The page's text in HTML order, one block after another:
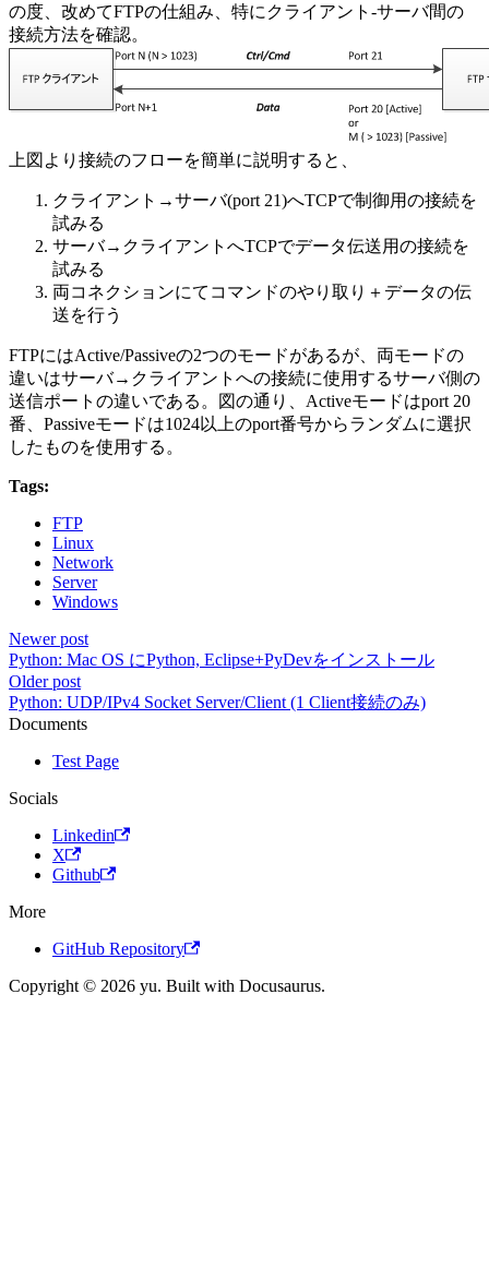
の度、改めてFTPの仕組み、特にクライアント-サーバ間の
接続方法を確認。
上図より接続のフローを簡単に説明すると、
クライアント→サーバ(port 21)へTCPで制御用の接続を
試みる
サーバ→クライアントへTCPでデータ伝送用の接続を
試みる
両コネクションにてコマンドのやり取り＋データの伝
送を行う
FTPにはActive/Passiveの2つのモードがあるが、両モードの
違いはサーバ→クライアントへの接続に使用するサーバ側の
送信ポートの違いである。図の通り、Activeモードはport 20
番、Passiveモードは1024以上のport番号からランダムに選択
したものを使用する。
Tags:
FTP
Linux
Network
Server
Windows
Newer post
Python: Mac OS にPython, Eclipse+PyDevをインストール
Older post
Python: UDP/IPv4 Socket Server/Client (1 Client接続のみ)
Documents
Test Page
Socials
Linkedin
X
Github
More
GitHub Repository
Copyright © 2026 yu. Built with Docusaurus.